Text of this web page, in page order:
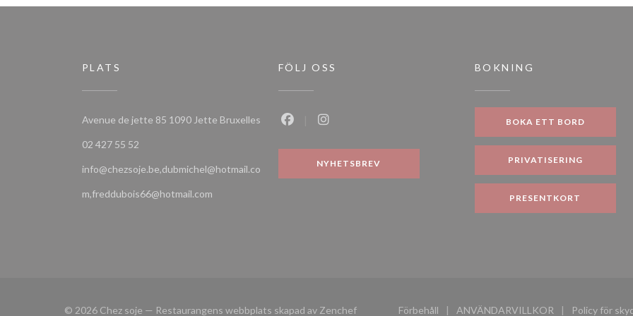
PLATS
Avenue de jette 85 1090 Jette Bruxelles((öppnas i ett nytt fönster))
02 427 55 52
info@chezsoje.be,dubmichel@hotmail.co
m,freddubois66@hotmail.com
FÖLJ OSS
NYHETSBREV
BOKNING
BOKA ETT BORD
PRIVATISERING
PRESENTKORT
© 2026 Chez soje — Restaurangens webbplats skapad av Zenchef((öppnas i ett nytt fönster))
Förbehåll ANVÄNDARVILLKOR Policy för